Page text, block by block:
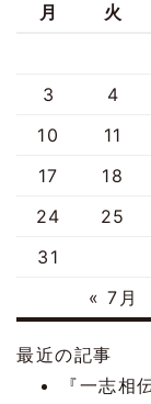
月 火
« 7月
3
4
10
11
17
18
24
25
31
最近の記事
『一志相